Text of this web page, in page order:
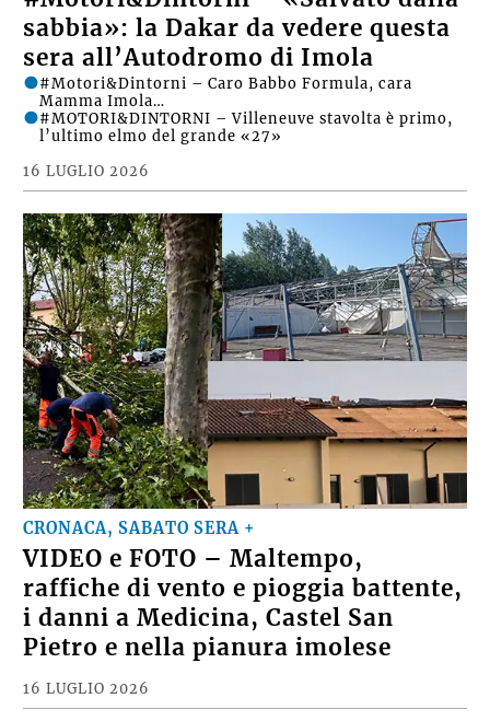
sabbia»: la Dakar da vedere questa
sera all’Autodromo di Imola
16 LUGLIO 2026
#Motori&Dintorni – Caro Babbo Formula, cara
Mamma Imola…
#MOTORI&DINTORNI – Villeneuve stavolta è primo,
l’ultimo elmo del grande «27»
CRONACA, SABATO SERA +
VIDEO e FOTO – Maltempo,
raffiche di vento e pioggia battente,
i danni a Medicina, Castel San
Pietro e nella pianura imolese
16 LUGLIO 2026